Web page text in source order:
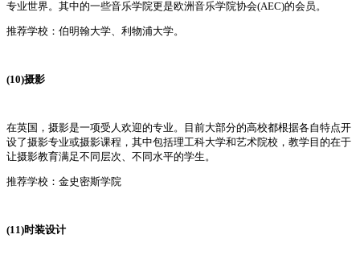
专业世界。其中的一些音乐学院更是欧洲音乐学院协会(AEC)的会员。
推荐学校：伯明翰大学、利物浦大学。
(10)摄影
在英国，摄影是一项受人欢迎的专业。目前大部分的高校都根据各自特点开
设了摄影专业或摄影课程，其中包括理工科大学和艺术院校，教学目的在于
让摄影教育满足不同层次、不同水平的学生。
推荐学校：金史密斯学院
(11)时装设计